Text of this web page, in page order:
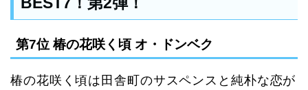
第7位 椿の花咲く頃 オ・ドンベク
椿の花咲く頃は田舎町のサスペンスと純朴な恋が